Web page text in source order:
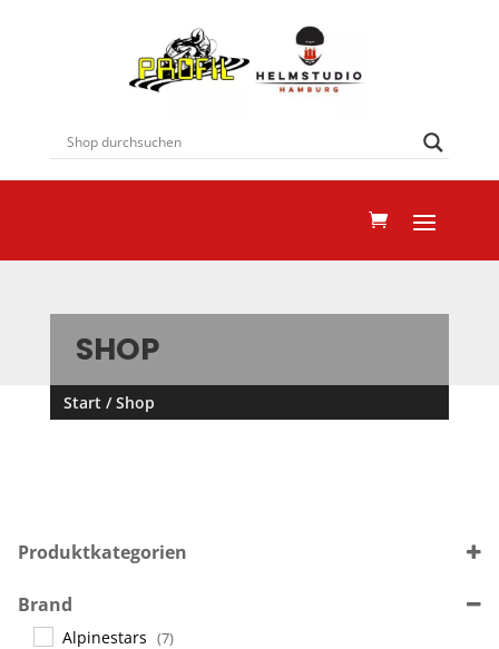
SHOP
Start / Shop
Produktkategorien
Helme
Brand
Alpinestars (7)